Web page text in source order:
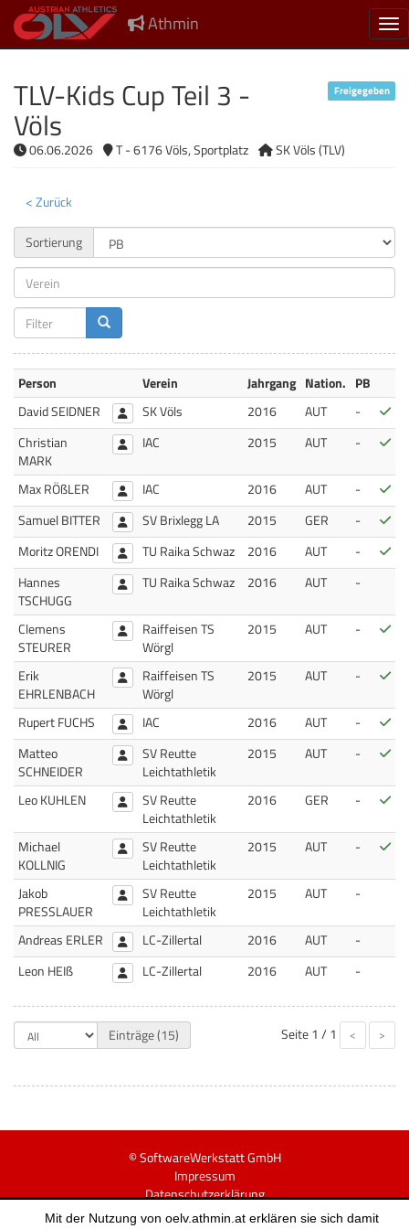
Athmin
TLV-Kids Cup Teil 3 -
Völs
Freigegeben
06.06.2026 T - 6176 Völs, Sportplatz SK Völs (TLV)
< Zurück
Sortierung
Person Verein Jahrgang Nation. PB
David SEIDNER
SK Völs 2016 AUT -
Christian
MARK
IAC 2015 AUT -
Max RÖßLER IAC 2016 AUT -
Samuel BITTER
SV Brixlegg LA 2015 GER -
Moritz ORENDI
TU Raika Schwaz 2016 AUT -
Hannes
TSCHUGG
TU Raika Schwaz 2016 AUT -
Clemens
STEURER
Raiffeisen TS
Wörgl
2015 AUT -
Erik
EHRLENBACH
Raiffeisen TS
Wörgl
2015 AUT -
Rupert FUCHS IAC 2016 AUT -
Matteo
SCHNEIDER
SV Reutte
Leichtathletik
2015 AUT -
Leo KUHLEN
SV Reutte
Leichtathletik
2016 GER -
Michael
KOLLNIG
SV Reutte
Leichtathletik
2015 AUT -
Jakob
PRESSLAUER
SV Reutte
Leichtathletik
2015 AUT -
Andreas ERLER LC-Zillertal 2016 AUT
-
Leon HEIß
LC-Zillertal 2016 AUT -
Einträge (15) Seite1 / 1 < >
© SoftwareWerkstatt GmbH
Impressum
Datenschutzerklärung
v20260224
Mit der Nutzung von oelv.athmin.at erklären sie sich damit